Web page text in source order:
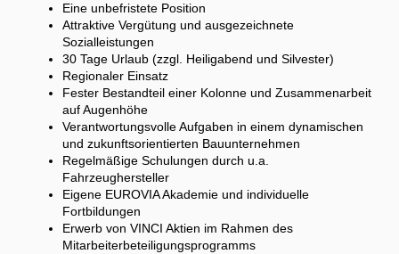
Eine unbefristete Position
Attraktive Vergütung und ausgezeichnete
Sozialleistungen
30 Tage Urlaub (zzgl. Heiligabend und Silvester)
Regionaler Einsatz
Fester Bestandteil einer Kolonne und Zusammenarbeit
auf Augenhöhe
Verantwortungsvolle Aufgaben in einem dynamischen
und zukunftsorientierten Bauunternehmen
Regelmäßige Schulungen durch u.a.
Fahrzeughersteller
Eigene EUROVIA Akademie und individuelle
Fortbildungen
Erwerb von VINCI Aktien im Rahmen des
Mitarbeiterbeteiligungsprogramms